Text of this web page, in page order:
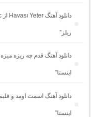
ریلز”
دانلود آهنگ ﻗﺪم ﭼﻪ رﻳﺰه
اینستا”
دانلود آهنگ اسمت اومد و
اینستا”